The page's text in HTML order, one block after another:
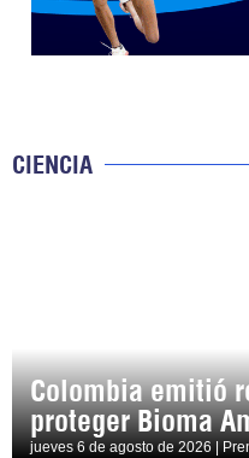
CIENCIA
Colombia emitió
proteger Bioma
jueves 6 de agosto de 2026 |